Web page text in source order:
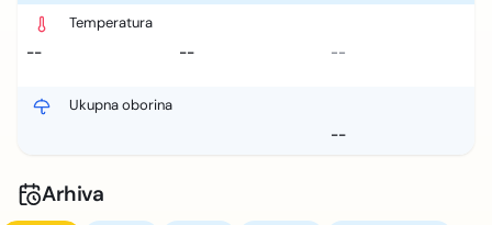
Temperatura
--
-- --
Ukupna oborina
--
Arhiva